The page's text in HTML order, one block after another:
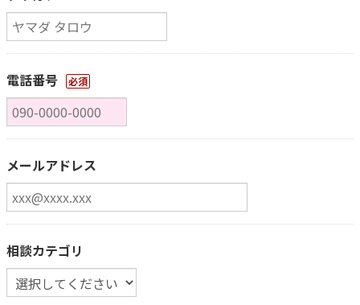
電話番号 必須
メールアドレス
相談カテゴリ